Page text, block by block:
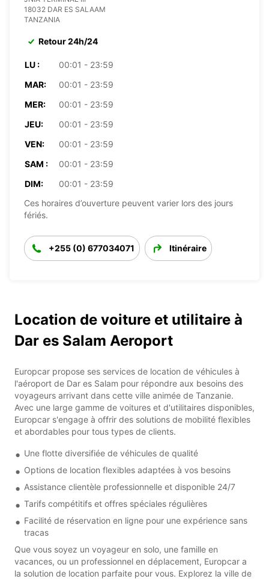
18032 DAR ES SALAAM
TANZANIA
Retour 24h/24
LU :
00:01 - 23:59
MAR:
00:01 - 23:59
MER:
00:01 - 23:59
JEU:
00:01 - 23:59
VEN:
00:01 - 23:59
SAM :
00:01 - 23:59
DIM:
00:01 - 23:59
Ces horaires d’ouverture peuvent varier lors des jours
fériés.
+255 (0) 677034071 Itinéraire
Location de voiture et utilitaire à
Dar es Salam Aeroport
Europcar propose ses services de location de véhicules à
l'aéroport de Dar es Salam pour répondre aux besoins des
voyageurs arrivant dans cette ville animée de Tanzanie.
Avec une large gamme de voitures et d'utilitaires disponibles,
Europcar s'engage à offrir des solutions de mobilité flexibles
et abordables pour tous types de clients.
Une flotte diversifiée de véhicules de qualité
Options de location flexibles adaptées à vos besoins
Assistance clientèle professionnelle et disponible 24/7
Tarifs compétitifs et offres spéciales régulières
Facilité de réservation en ligne pour une expérience sans
tracas
Que vous soyez un voyageur en solo, une famille en
vacances, ou un professionnel en déplacement, Europcar a
la solution de location parfaite pour vous. Explorez la ville de